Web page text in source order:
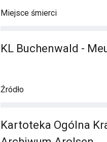
Miejsce śmierci
KL Buchenwald -
Źródło
Kartoteka Ogólna